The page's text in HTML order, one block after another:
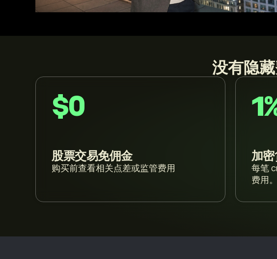
没有隐
$0
股票交易免佣金
购买前查看相关点差或监管费用
加密
每笔
费用。